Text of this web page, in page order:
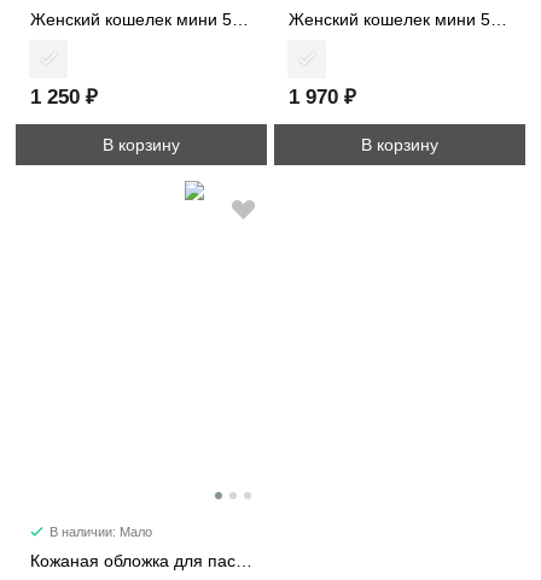
Женский кошелек мини 507M
1 250 ₽
В корзину
Женский кошелек мини 548M
1 970 ₽
В корзину
В наличии: Мало